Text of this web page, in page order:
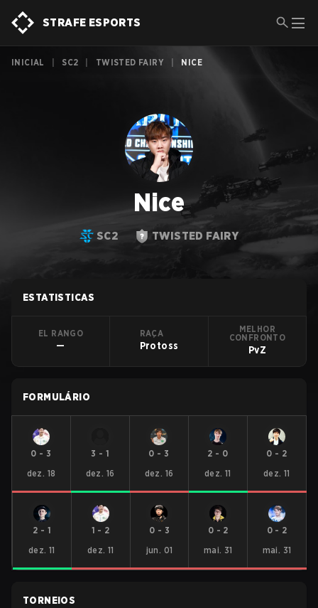
STRAFE ESPORTS
INICIAL SC2 TWISTED FAIRY NICE
Nice
SC2 TWISTED FAIRY
ESTATISTICAS
EL RANGO
—
RAÇA
Protoss
MELHOR
CONFRONTO
PvZ
FORMULÁRIO
0 - 3
dez. 18
3 - 1
dez. 16
0 - 3
dez. 16
2 - 0
dez. 11
0 - 2
dez. 11
2 - 1
dez. 11
1 - 2
dez. 11
0 - 3
jun. 01
0 - 2
mai. 31
0- 2
mai. 31
TORNEIOS